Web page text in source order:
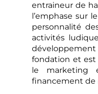
entraineur de
l’emphase sur
personnalité
activités
fondation et est
le marketing
financement de